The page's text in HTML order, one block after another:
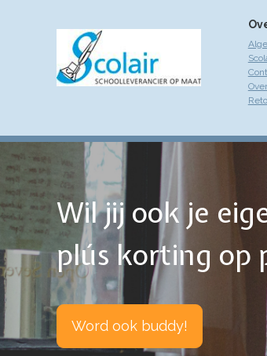
Wil jij ook je
plús korting op
Word ook buddy!